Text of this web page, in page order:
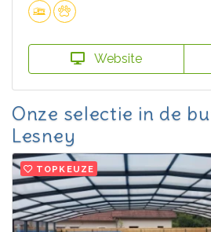
Website
Onze selectie in de
Lesney
TOPKEUZE